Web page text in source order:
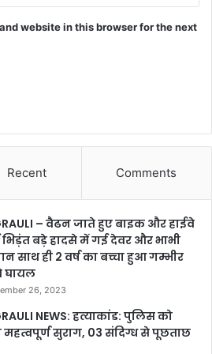
website in this browser for the next
Recent Comments
– वैढन जाते हुए बाइक और हाईवे
बड़े हादसे में गई देवर और भाभी
साथ ही 2 वर्ष का बच्चा हुआ गम्भीर
घायल
26, 2023
NEWS: हत्याकांड: पुलिस को
महत्वपूर्ण सुराग, 03 संदिग्ध से पूछताछ